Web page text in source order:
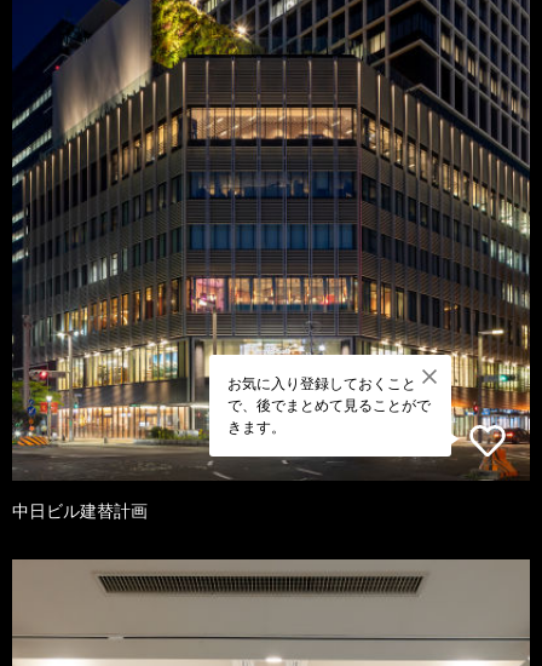
お気に入り登録しておくこと
で、後でまとめて見ることがで
きます。
中日ビル建替計画